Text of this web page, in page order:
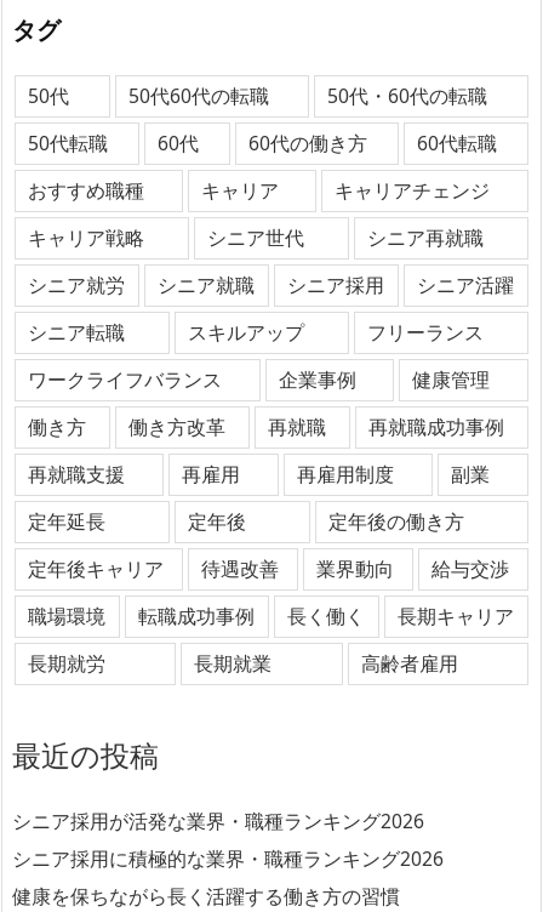
タグ
50代 50代60代の転職
50代・60代の転職
50代転職
60代 60代の働き方
60代転職
おすすめ職種
キャリア
キャリアチェンジ
キャリア戦略
シニア世代
シニア再就職
シニア就労
シニア就職 シニア採用
シニア活躍
シニア転職
スキルアップ
フリーランス
ワークライフバランス
企業事例
健康管理
働き方
働き方改革 再就職
再就職成功事例
再就職支援
再雇用 再雇用制度
副業
定年延長
定年後
定年後の働き方
定年後キャリア
待遇改善 業界動向
給与交渉
職場環境
転職成功事例 長く働く
長期キャリア
長期就労
長期就業 高齢者雇用
最近の投稿
シニア採用が活発な業界・職種ランキング2026
シニア採用に積極的な業界・職種ランキング2026
健康を保ちながら長く活躍する働き方の習慣